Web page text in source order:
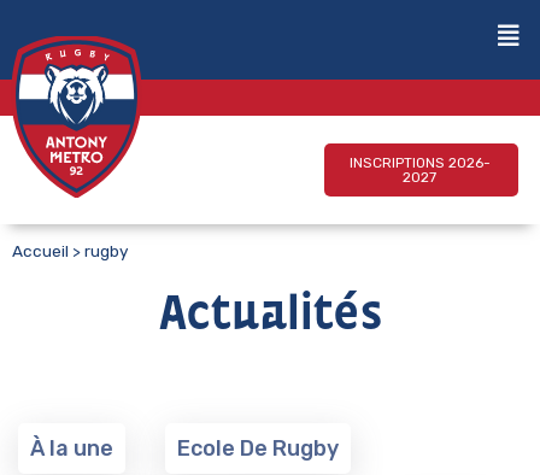
INSCRIPTIONS 2026-
2027
Accueil >rugby
Actualités
À la une Ecole De Rugby